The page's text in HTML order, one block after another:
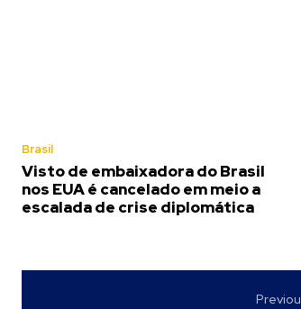
Brasil
Visto de embaixadora do Brasil
nos EUA é cancelado em meio a
escalada de crise diplomática